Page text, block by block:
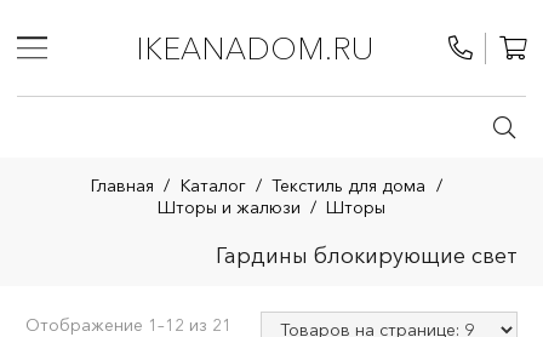
IKEANADOM.RU
Главная / Каталог / Текстиль для дома /
Шторы и жалюзи / Шторы
Гардины блокирующие свет
Отображение 1–12 из 21